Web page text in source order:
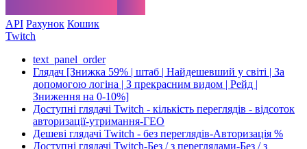
API Рахунок Кошик
Twitch
text_panel_order
Глядач [Знижка 59% | штаб | Найдешевший у світі | За
допомогою логіна | З прекрасним видом | Рейд |
Зниження на 0-10%]
Доступні глядачі Twitch - кількість переглядів - відсоток
авторизації-утримання-ГЕО
Дешеві глядачі Twitch - без переглядів-Авторизація %
Доступні глядачі Twitch-Без / з переглядами-Без / з